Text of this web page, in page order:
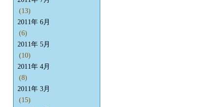
(13)
2011年 6月
(6)
2011年 5月
(10)
2011年 4月
(8)
2011年 3月
(15)